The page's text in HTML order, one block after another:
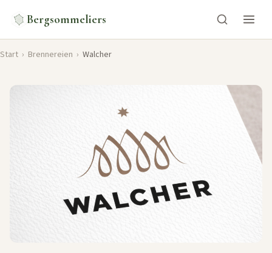
Bergsommeliers
Start › Brennereien › Walcher